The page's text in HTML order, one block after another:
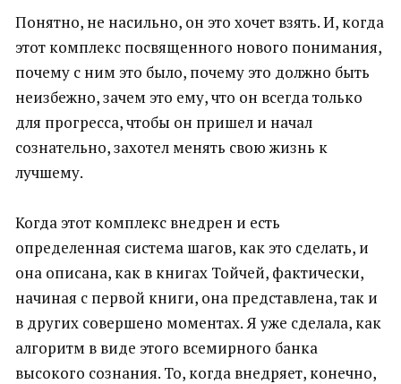
Понятно, не насильно, он это хочет взять. И, когда
этот комплекс посвященного нового понимания,
почему с ним это было, почему это должно быть
неизбежно, зачем это ему, что он всегда только
для прогресса, чтобы он пришел и начал
сознательно, захотел менять свою жизнь к
лучшему.
Когда этот комплекс внедрен и есть
определенная система шагов, как это сделать, и
она описана, как в книгах Тойчей, фактически,
начиная с первой книги, она представлена, так и
в других совершено моментах. Я уже сделала, как
алгоритм в виде этого всемирного банка
высокого сознания. То, когда внедряет, конечно,